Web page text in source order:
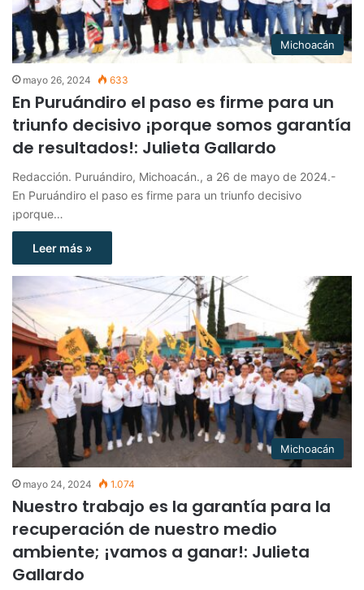
Michoacán
mayo 26, 2024 633
En Puruándiro el paso es firme para un
triunfo decisivo ¡porque somos garantía
de resultados!: Julieta Gallardo
Redacción. Puruándiro, Michoacán., a 26 de mayo de 2024.-
En Puruándiro el paso es firme para un triunfo decisivo
¡porque…
Leer más »
Michoacán
mayo 24, 2024 1.074
Nuestro trabajo es la garantía para la
recuperación de nuestro medio
ambiente; ¡vamos a ganar!: Julieta
Gallardo